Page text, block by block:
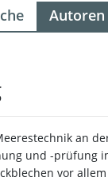
Autoren
an
und -prüfung
vor